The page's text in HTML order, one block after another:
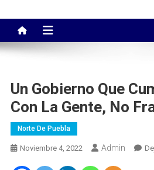
Un Gobierno Que
Con La Gente, No
Norte De Puebla
Noviembre 4, 2022 Admin